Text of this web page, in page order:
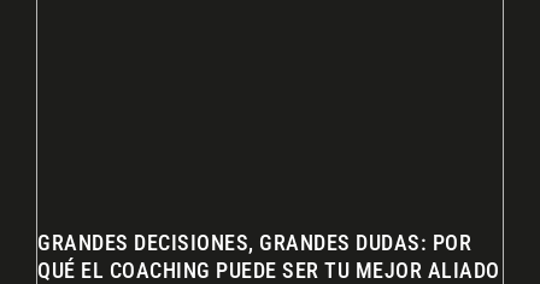
GRANDES DECISIONES, GRANDES DUDAS: POR
QUÉ EL COACHING PUEDE SER TU MEJOR ALIADO